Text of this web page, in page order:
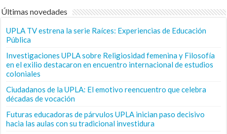
Últimas novedades
UPLA TV estrena la serie Raíces: Experiencias de Educación
Pública
Investigaciones UPLA sobre Religiosidad femenina y Filosofía
en el exilio destacaron en encuentro internacional de estudios
coloniales
Ciudadanos de la UPLA: El emotivo reencuentro que celebra
décadas de vocación
Futuras educadoras de párvulos UPLA inician paso decisivo
hacia las aulas con su tradicional investidura